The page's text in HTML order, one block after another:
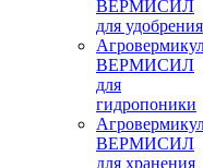
ВЕРМИСИЛ
для удобрения
ВЕРМИСИЛ
для
гидропоники
ВЕРМИСИЛ
для хранения